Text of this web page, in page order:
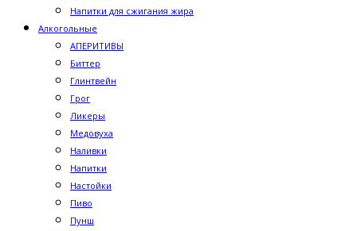
Напитки для сжигания жира
Алкогольные
АПЕРИТИВЫ
Биттер
Глинтвейн
Грог
Ликеры
Медовуха
Наливки
Напитки
Настойки
Пиво
Пунш